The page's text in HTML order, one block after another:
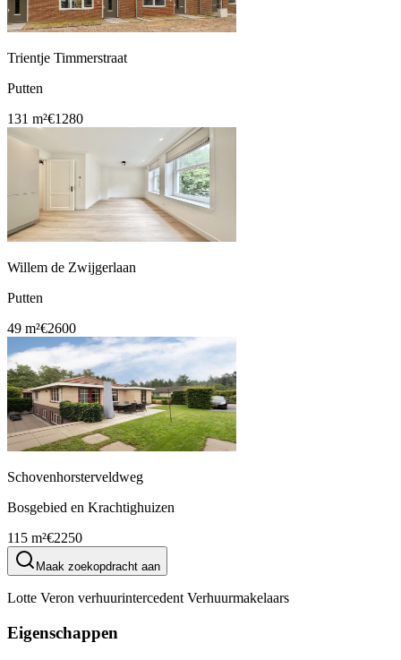
Trientje Timmerstraat
Putten
131 m²€1280
Willem de Zwijgerlaan
Putten
49 m²€2600
Schovenhorsterveldweg
Bosgebied en Krachtighuizen
115 m²€2250
Maak zoekopdracht aan
Lotte Veron verhuurintercedent Verhuurmakelaars
Eigenschappen